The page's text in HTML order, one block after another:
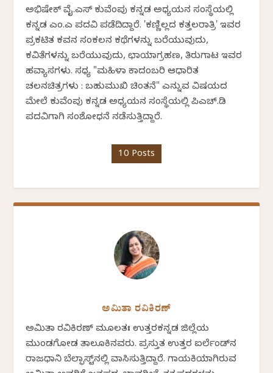
ಅಭಿಷೇಕ್ ವೈ.ಎಸ್ ಕುವೆಂಪು ಕನ್ನಡ ಅಧ್ಯಯನ ಸಂಸ್ಥೆಯಲ್ಲಿ
ಕನ್ನಡ ಎಂ.ಎ ಪದವಿ ಪಡೆದಿದ್ದಾರೆ. 'ಕಣ್ಣಿಲ್ಲದ ಕತ್ತಲರಾತ್ರಿ' ಇವರ
ಪ್ರಕಟಿತ ಕವನ ಸಂಕಲನ ಕಥೆಗಳನ್ನು ಬರೆಯುವುದು,
ಕವಿತೆಗಳನ್ನು ಬರೆಯುವುದು, ಛಾಯಾಗ್ರಹಣ, ತಿರುಗಾಟ ಇವರ
ಹವ್ಯಾಸಗಳು. ಸಧ್ಯ "ಮಹಿಳಾ ಕಾದಂಬರಿ ಆಧಾರಿತ
ಚಲನಚಿತ್ರಗಳು : ಬಹುಮುಖಿ ಚಿಂತನೆ" ಎನ್ನುವ ವಿಷಯದ
ಮೇಲೆ ಕುವೆಂಪು ಕನ್ನಡ ಅಧ್ಯಯನ ಸಂಸ್ಥೆಯಲ್ಲಿ ಪಿಎಚ್.ಡಿ
ಪದವಿಗಾಗಿ ಸಂಶೋಧನೆ ನಡೆಸುತ್ತಿದ್ದಾರೆ.
10 Posts
ಅಮಿತಾ ರವಿಕಿರಣ್
ಅಮಿತಾ ರವಿಕಿರಣ್ ಮೂಲತಃ ಉತ್ತರಕನ್ನಡ ಜಿಲ್ಲೆಯ
ಮುಂಡಗೋಡ ತಾಲೂಕಿನವರು. ಪ್ರಸ್ತುತ ಉತ್ತರ ಐರ್ಲೆಂಡ್‌ನ
ರಾಜಧಾನಿ ಬೆಲ್ಫಾಸ್ಟ್‌ನಲ್ಲಿ ವಾಸಿಸುತ್ತಿದ್ದಾರೆ. ಗಾಯಕಿಯಾಗಿರುವ